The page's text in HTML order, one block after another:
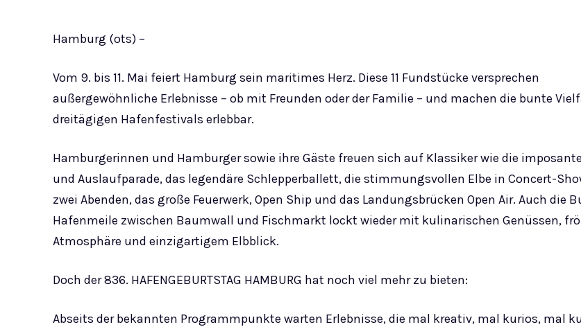
Hamburg (ots) –
Vom 9. bis 11. Mai feiert Hamburg sein maritimes Herz. Diese 11 Fundstücke versprechen
außergewöhnliche Erlebnisse – ob mit Freunden oder der Familie – und machen die bunte
dreitägigen Hafenfestivals erlebbar.
Hamburgerinnen und Hamburger sowie ihre Gäste freuen sich auf Klassiker wie die
und Auslaufparade, das legendäre Schlepperballett, die stimmungsvollen Elbe in Concert-
zwei Abenden, das große Feuerwerk, Open Ship und das Landungsbrücken Open Air. Auch die
Hafenmeile zwischen Baumwall und Fischmarkt lockt wieder mit kulinarischen Genüssen,
Atmosphäre und einzigartigem Elbblick.
Doch der 836. HAFENGEBURTSTAG HAMBURG hat noch viel mehr zu bieten:
Abseits der bekannten Programmpunkte warten Erlebnisse, die mal kreativ, mal kurios, mal